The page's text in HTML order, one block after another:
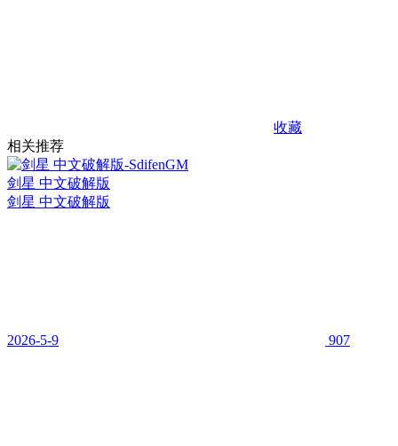
收藏
相关推荐
剑星 中文破解版
剑星 中文破解版
2026-5-9 907